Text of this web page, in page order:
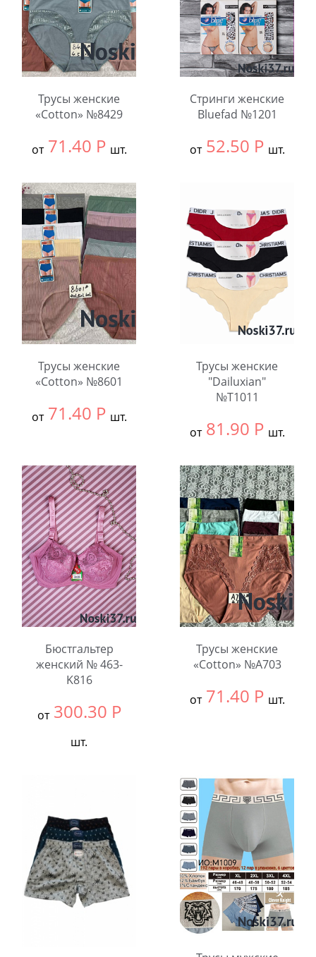
Трусы женские
«Cotton» №8429
от 71.40 Р шт.
В упаковке:
12
шт.
Количество:
Стринги женские
Bluefad №1201
от 52.50 Р шт.
шт.
Количество:
Трусы женские
«Cotton» №8601
от 71.40 Р шт.
В упаковке:
12
шт.
Количество:
Трусы женские
"Dailuxian"
№Т1011
от 81.90 Р шт.
В упаковке:
12
шт.
Количество:
Бюстгальтер
женский № 463-
K816
от 300.30 Р
шт.
Количество:
Трусы женские
«Cotton» №A703
от 71.40 Р шт.
Количество: